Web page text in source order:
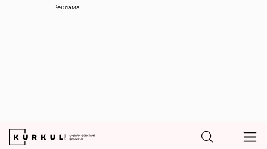
Реклама